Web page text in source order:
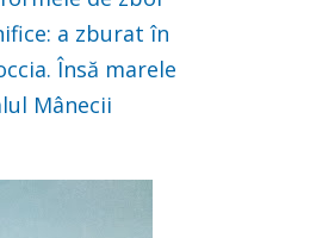
a zburat în
Însă marele
Mânecii